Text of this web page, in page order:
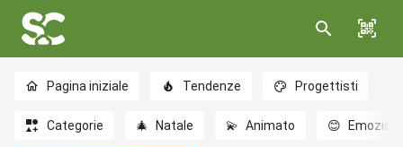
Pagina iniziale Tendenze Progettisti
Categorie 🎄 Natale 💫 Animato 😊 Emozioni